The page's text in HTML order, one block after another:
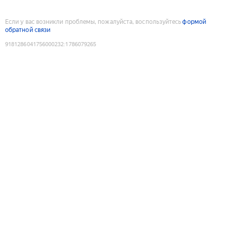
Если у вас возникли проблемы, пожалуйста, воспользуйтесьформой
обратной связи
9181286041756000232:1786079265